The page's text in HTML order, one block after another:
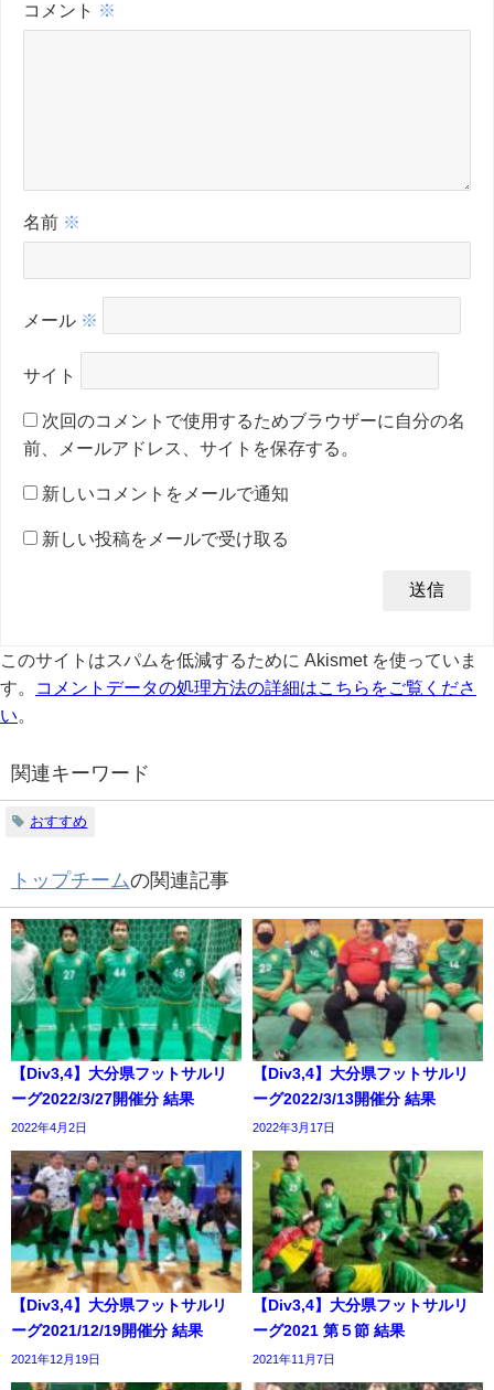
コメント ※
名前 ※
メール ※
サイト
次回のコメントで使用するためブラウザーに自分の名
前、メールアドレス、サイトを保存する。
新しいコメントをメールで通知
新しい投稿をメールで受け取る
このサイトはスパムを低減するために Akismet を使っていま
す。
コメントデータの処理方法の詳細はこちらをご覧くださ
い
関連キーワード
おすすめ
トップチームの関連記事
【Div3,4】大分県フットサルリ
ーグ2022/3/27開催分 結果
2022年4月2日
【Div3,4】大分県フットサルリ
ーグ2022/3/13開催分 結果
2022年3月17日
【Div3,4】大分県フットサルリ
ーグ2021/12/19開催分 結果
2021年12月19日
【Div3,4】大分県フットサルリ
ーグ2021 第５節 結果
2021年11月7日